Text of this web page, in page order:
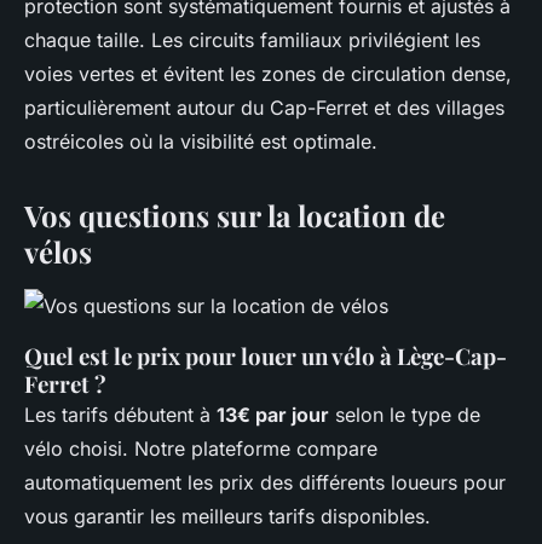
protection sont systématiquement fournis et ajustés à
chaque taille. Les circuits familiaux privilégient les
voies vertes et évitent les zones de circulation dense,
particulièrement autour du Cap-Ferret et des villages
ostréicoles où la visibilité est optimale.
Vos questions sur la location de
vélos
Quel est le prix pour louer un vélo à Lège-Cap-
Ferret ?
Les tarifs débutent à 13€ par jour selon le type de
vélo choisi. Notre plateforme compare
automatiquement les prix des différents loueurs pour
vous garantir les meilleurs tarifs disponibles.